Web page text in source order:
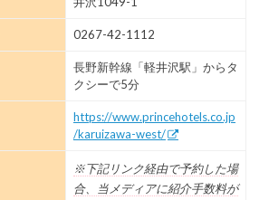
0267-42-1112
長野新幹線「軽井沢駅」からタ
クシーで5分
https://www.princehotels.co.jp
/karuizawa-west/
※下記リンク経由で予約した場
合、当メディアに紹介手数料が